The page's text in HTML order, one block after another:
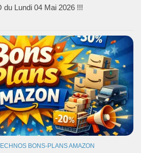
Lundi 04 Mai 2026 !!!
BONS-PLANS AMAZON